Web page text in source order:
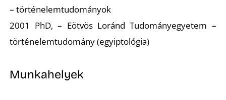
– történelemtudományok
2001 PhD, – Eötvös Loránd Tudományegyetem –
történelemtudomány (egyiptológia)
Munkahelyek